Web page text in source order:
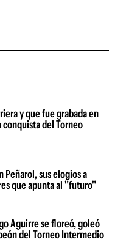
y que fue grabada en
conquista del Torneo
Peñarol, sus elogios a
que apunta al "futuro"
Aguirre se floreó, goleó
del Torneo Intermedio